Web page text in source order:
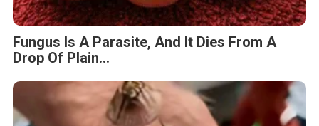
Fungus Is A Parasite, And It Dies From A
Drop Of Plain...